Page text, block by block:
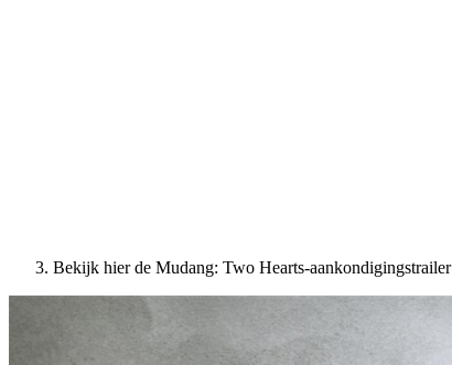
Bekijk hier de Mudang: Two Hearts-aankondigingstrailer